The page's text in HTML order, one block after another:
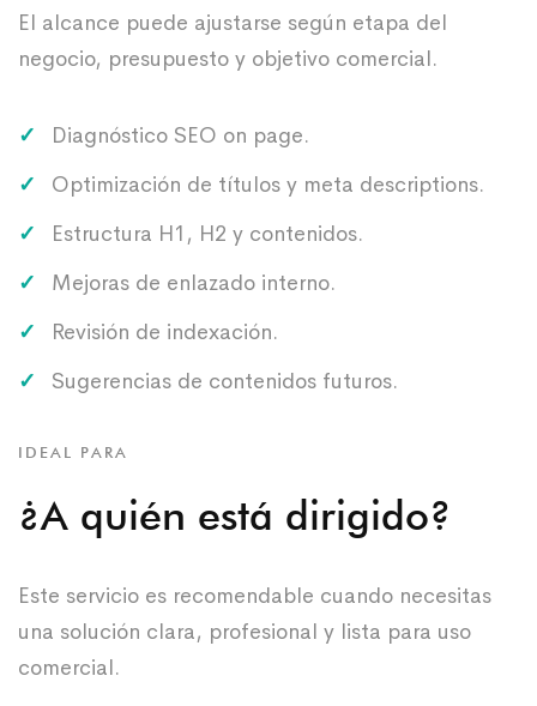
El alcance puede ajustarse según etapa del
negocio, presupuesto y objetivo comercial.
Diagnóstico SEO on page.
Optimización de títulos y meta descriptions.
Estructura H1, H2 y contenidos.
Mejoras de enlazado interno.
Revisión de indexación.
Sugerencias de contenidos futuros.
IDEAL PARA
¿A quién está dirigido?
Este servicio es recomendable cuando necesitas
una solución clara, profesional y lista para uso
comercial.